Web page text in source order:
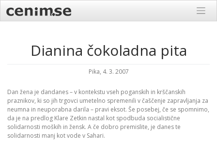
content
Dianina čokoladna pita
Pika, 4. 3. 2007
Dan žena je dandanes – v kontekstu vseh poganskih in krščanskih
praznikov, ki so jih trgovci umetelno spremenili v čaščenje zapravljanja za
neumna in neuporabna darila – pravi eksot. Še posebej, če se spomnimo,
da je na predlog Klare Zetkin nastal kot spodbuda socialistične
solidarnosti moških in žensk. A če dobro premislite, je danes te
solidarnosti manj kot vode v Sahari.